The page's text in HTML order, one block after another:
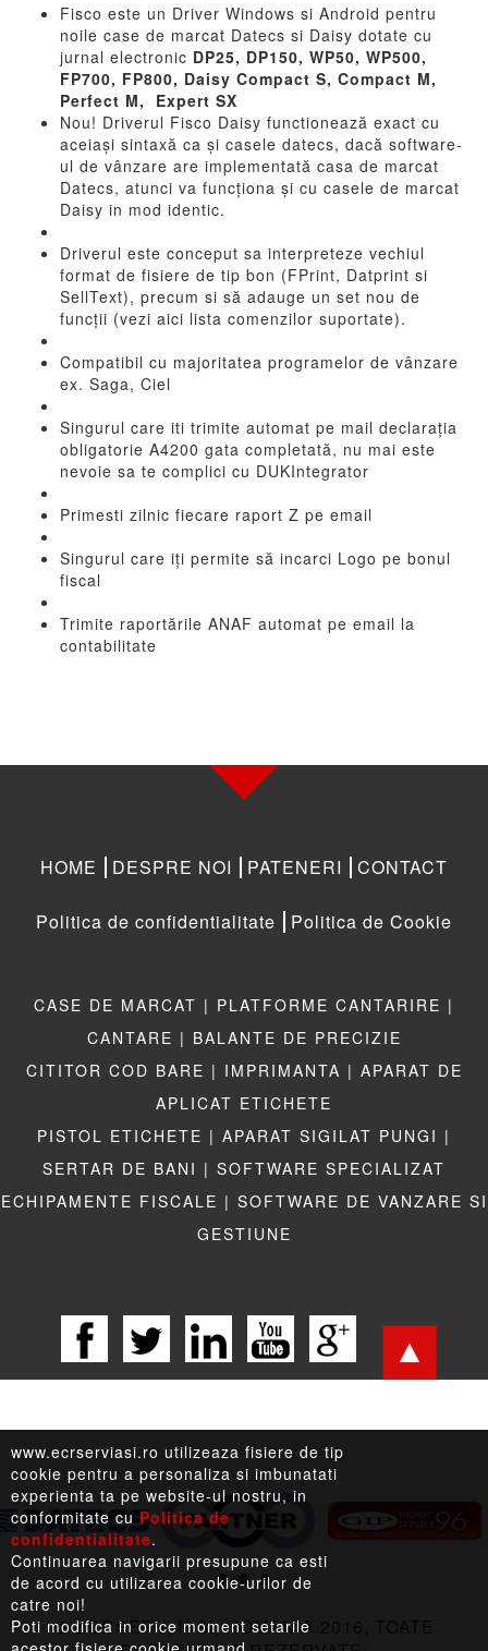
Fisco este un Driver Windows si Android pentru
noile case de marcat Datecs si Daisy dotate cu
jurnal electronic DP25, DP150, WP50, WP500,
FP700, FP800, Daisy Compact S, Compact M,
Perfect M, Expert SX
Nou! Driverul Fisco Daisy functionează exact cu
aceiași sintaxă ca și casele datecs, dacă software-
ul de vânzare are implementată casa de marcat
Datecs, atunci va funcționa și cu casele de marcat
Daisy in mod identic.
Driverul este conceput sa interpreteze vechiul
format de fisiere de tip bon (FPrint, Datprint si
SellText), precum si să adauge un set nou de
funcții (vezi aici lista comenzilor suportate).
Compatibil cu majoritatea programelor de vânzare
ex. Saga, Ciel
Singurul care iti trimite automat pe mail declarația
obligatorie A4200 gata completată, nu mai este
nevoie sa te complici cu DUKIntegrator
Primesti zilnic fiecare raport Z pe email
Singurul care iți permite să incarci Logo pe bonul
fiscal
Trimite raportările ANAF automat pe email la
contabilitate
HOME DESPRE NOI PATENERI CONTACT
Politica de confidentialitate Politica de Cookie
CASE DE MARCAT | PLATFORME CANTARIRE |
CANTARE | BALANTE DE PRECIZIE
CITITOR COD BARE | IMPRIMANTA | APARAT DE
APLICAT ETICHETE
PISTOL ETICHETE | APARAT SIGILAT PUNGI |
SERTAR DE BANI | SOFTWARE SPECIALIZAT
ECHIPAMENTE FISCALE | SOFTWARE DE VANZARE SI
GESTIUNE
LEGISLATIE | TERMENI LEGALI | LINKURI UTILE
© ECRSERV, IASI, ROMANIA 2016, TOATE
www.ecrserviasi.ro utilizeaza fisiere de tip
cookie pentru a personaliza si imbunatati
experienta ta pe website-ul nostru, in
conformitate cuPolitica de
confidentialitate.
Continuarea navigarii presupune ca esti
de acord cu utilizarea cookie-urilor de
catre noi!
Poti modifica in orice moment setarile